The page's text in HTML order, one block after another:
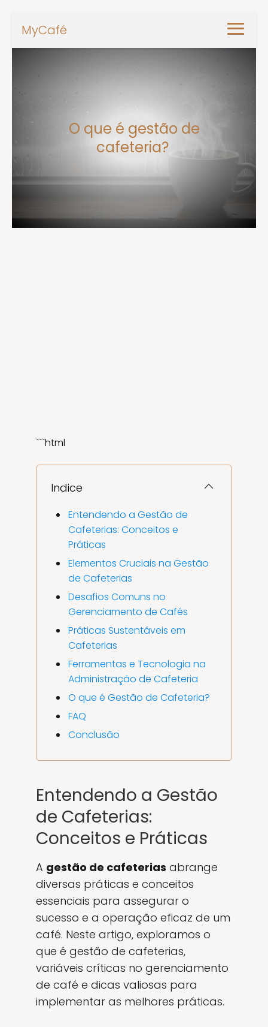
MyCafé
O que é gestão de
cafeteria?
```html
Indice
Entendendo a Gestão de
Cafeterias: Conceitos e
Práticas
Elementos Cruciais na Gestão
de Cafeterias
Desafios Comuns no
Gerenciamento de Cafés
Práticas Sustentáveis em
Cafeterias
Ferramentas e Tecnologia na
Administração de Cafeteria
O que é Gestão de Cafeteria?
FAQ
Conclusão
Entendendo a Gestão
de Cafeterias:
Conceitos e Práticas
A gestão de cafeterias abrange
diversas práticas e conceitos
essenciais para assegurar o
sucesso e a operação eficaz de um
café. Neste artigo, exploramos o
que é gestão de cafeterias,
variáveis críticas no gerenciamento
de café e dicas valiosas para
implementar as melhores práticas.